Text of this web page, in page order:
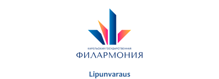
Lipunvaraus